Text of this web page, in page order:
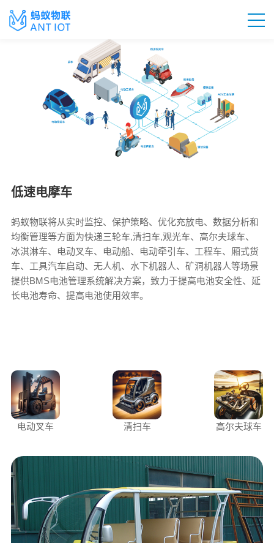
低速电摩车
蚂蚁物联将从实时监控、保护策略、优化充放电、数据分析和
均衡管理等方面为快递三轮车,清扫车,观光车、高尔夫球车、
冰淇淋车、电动叉车、电动船、电动牵引车、工程车、厢式货
车、工具汽车启动、无人机、水下机器人、矿洞机器人等场景
提供BMS电池管理系统解决方案，致力于提高电池安全性、延
长电池寿命、提高电池使用效率。
电动叉车 清扫车 高尔夫球车